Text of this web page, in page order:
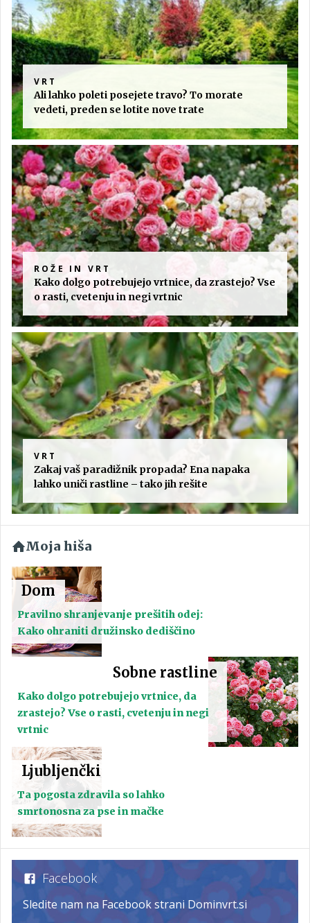
VRT
Ali lahko poleti posejete travo? To morate
vedeti, preden se lotite nove trate
ROŽE IN VRT
Kako dolgo potrebujejo vrtnice, da zrastejo? Vse
o rasti, cvetenju in negi vrtnic
VRT
Zakaj vaš paradižnik propada? Ena napaka
lahko uniči rastline – tako jih rešite
Moja hiša
Dom
Pravilno shranjevanje prešitih odej:
Kako ohraniti družinsko dediščino
Sobne rastline
Kako dolgo potrebujejo vrtnice, da
zrastejo? Vse o rasti, cvetenju in negi
vrtnic
Ljubljenčki
Ta pogosta zdravila so lahko
smrtonosna za pse in mačke
Facebook
Sledite nam na Facebook strani Dominvrt.si